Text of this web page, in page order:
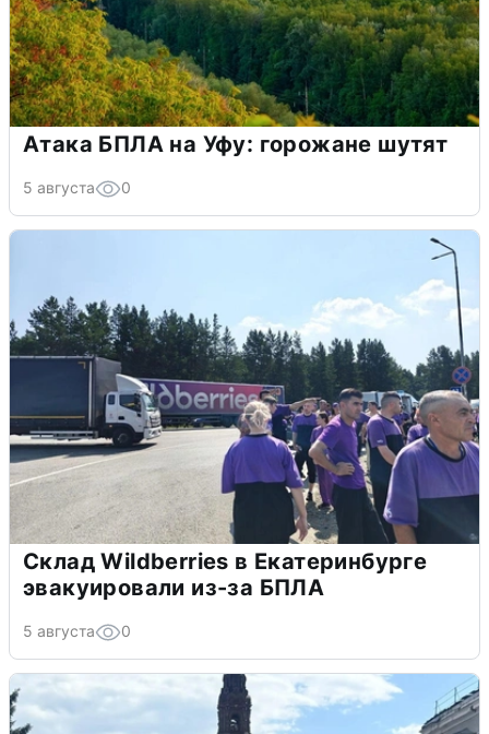
Атака БПЛА на Уфу: горожане шутят
5 августа 0
Склад Wildberries в Екатеринбурге
эвакуировали из-за БПЛА
5 августа 0